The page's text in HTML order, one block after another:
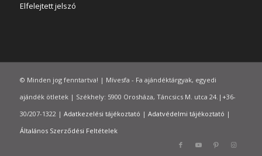
Elfelejtett jelszó
© Minden jog fenntartva! | Mívesfa - Fa ajándéktárgyak, egyedi
ajándék ötletek | Székhely: 5900 Orosháza, Táncsics M. utca 24.|+36-
30/207-1322 | Adatkezelési tájékoztató | Adatvédelmi tájékoztató |
Általános Szerződési Feltételek